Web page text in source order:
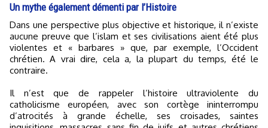
Un mythe également démenti par l’Histoire
Dans une perspective plus objective et historique, il n’existe
aucune preuve que l’islam et ses civilisations aient été plus
violentes et « barbares » que, par exemple, l’Occident
chrétien. A vrai dire, cela a, la plupart du temps, été le
contraire.
Il n’est que de rappeler l’histoire ultraviolente du
catholicisme européen, avec son cortège ininterrompu
d’atrocités à grande échelle, ses croisades, saintes